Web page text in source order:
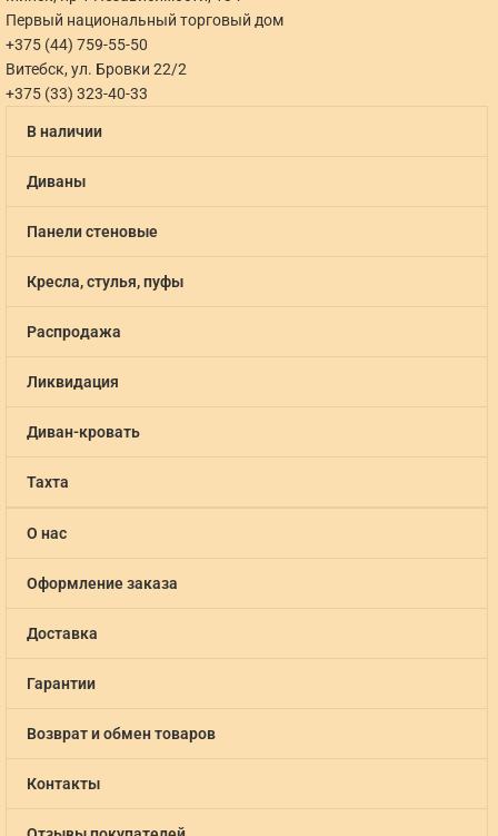
Первый национальный торговый дом
+375 (44) 759-55-50
Витебск, ул. Бровки 22/2
+375 (33) 323-40-33
В наличии
Диваны
Панели стеновые
Кресла, стулья, пуфы
Распродажа
Ликвидация
Диван-кровать
Тахта
О нас
Оформление заказа
Доставка
Гарантии
Возврат и обмен товаров
Контакты